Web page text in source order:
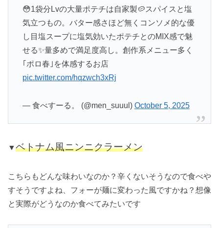
😳1袋分Lvの大量ポテチは自家製🥔スパイスと塩
気立つもの。バター感さほど無くコンソメ的な優
し目塩スープに塩気効いたポテチとのMIX感で魅
せる✨️量多めで満足度高し。創作系メニュー多く
｢ポロ春｣を体感するお店
pic.twitter.com/hqzwch3xRj
— 食べすーる。 (@men_suuul) October 5, 2025
▼ベトナム風ニンニクラーメン
こちらもどんな味わいなのか？辛くないそうなので食べや
すそうですよね、フォーが麺に変わった風ですかね？想像
と実際がどうなのか食べてみたいです